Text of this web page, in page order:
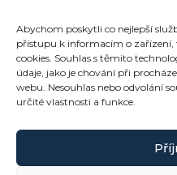
Abychom poskytli co nejlepší
přístupu k informacím o zařízení,
cookies. Souhlas s těmito
údaje, jako je chování při
webu. Nesouhlas nebo odvolání
určité vlastnosti a funkce.